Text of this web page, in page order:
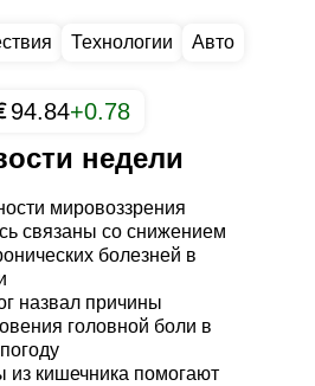
Технологии Авто
94.84+0.78
недели
мировоззрения
связаны со снижением
болезней в
назвал причины
головной боли в
из кишечника помогают